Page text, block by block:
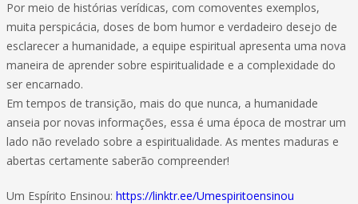
Por meio de histórias verídicas, com comoventes exemplos,
muita perspicácia, doses de bom humor e verdadeiro desejo de
esclarecer a humanidade, a equipe espiritual apresenta uma nova
maneira de aprender sobre espiritualidade e a complexidade do
ser encarnado.
Em tempos de transição, mais do que nunca, a humanidade
anseia por novas informações, essa é uma época de mostrar um
lado não revelado sobre a espiritualidade. As mentes maduras e
abertas certamente saberão compreender!
Um Espírito Ensinou: https://linktr.ee/Umespiritoensinou